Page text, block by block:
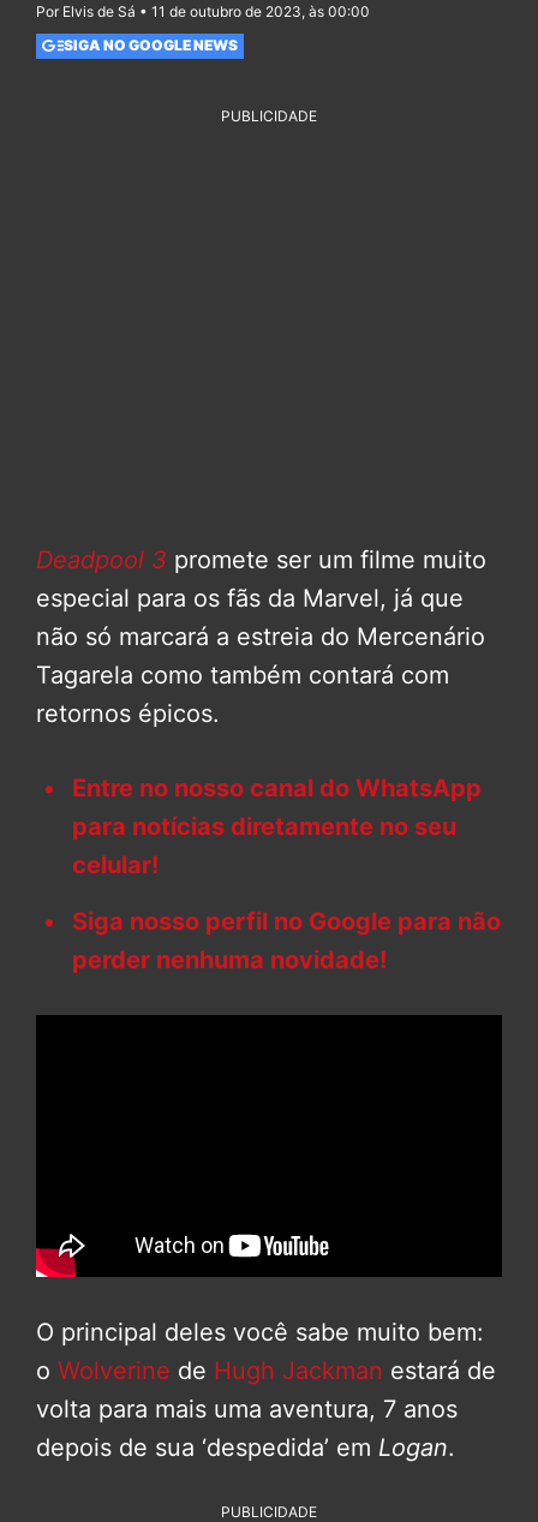
Por Elvis de Sá • 11 de outubro de 2023, às 00:00
SIGA NO GOOGLE NEWS
PUBLICIDADE
Deadpool 3 promete ser um filme muito
especial para os fãs da Marvel, já que
não só marcará a estreia do Mercenário
Tagarela como também contará com
retornos épicos.
Entre no nosso canal do WhatsApp
para notícias diretamente no seu
celular!
Siga nosso perfil no Google para não
perder nenhuma novidade!
O principal deles você sabe muito bem:
o Wolverine de Hugh Jackman estará de
volta para mais uma aventura, 7 anos
depois de sua ‘despedida’ em Logan.
PUBLICIDADE